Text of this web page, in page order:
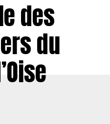
des
du